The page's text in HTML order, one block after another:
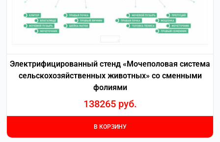
Электрифицированный стенд «Мочеполовая система
сельскохозяйственных животных» со сменными
фолиями
138265 руб.
В КОРЗИНУ